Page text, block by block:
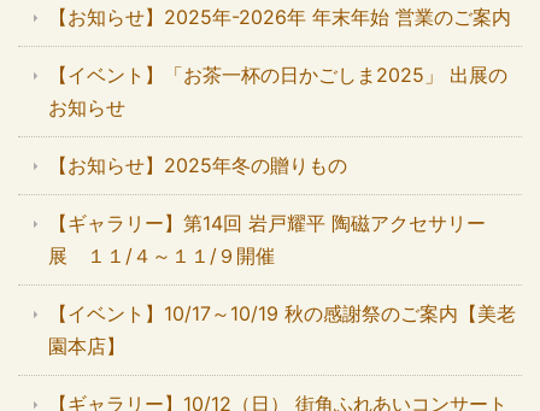
【お知らせ】2025年-2026年 年末年始 営業のご案内
【イベント】「お茶一杯の日かごしま2025」 出展の
お知らせ
【お知らせ】2025年冬の贈りもの
【ギャラリー】第14回 岩戸耀平 陶磁アクセサリー
展 １１/４～１１/９開催
【イベント】10/17～10/19 秋の感謝祭のご案内【美老
園本店】
【ギャラリー】10/12（日） 街角ふれあいコンサート